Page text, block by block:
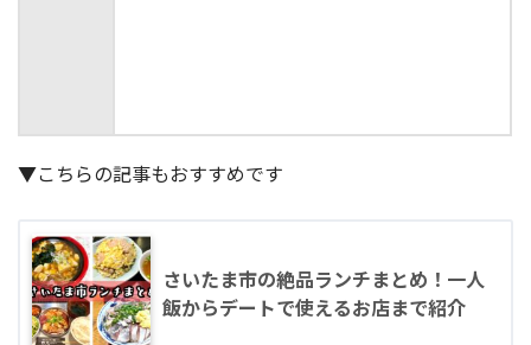
▼こちらの記事もおすすめです
さいたま市の絶品ランチまとめ！一人
飯からデートで使えるお店まで紹介